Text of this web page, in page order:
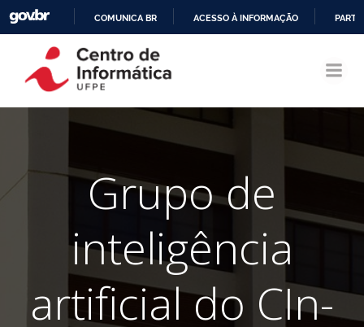
CONTEÚDO
COMUNICA BR ACESSO À INFORMAÇÃO
Grupo de
inteligência
artificial do CIn-